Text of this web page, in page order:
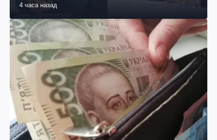
4 часа назад